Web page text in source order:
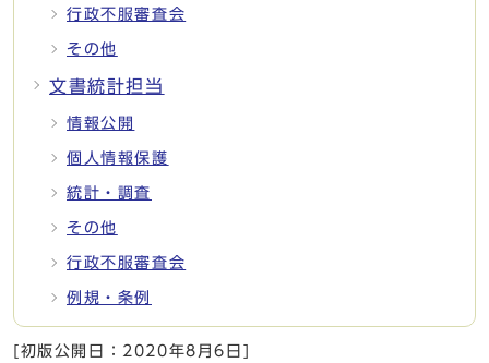
行政不服審査会
その他
文書統計担当
情報公開
個人情報保護
統計・調査
その他
行政不服審査会
例規・条例
[初版公開日： 2020年8月6日